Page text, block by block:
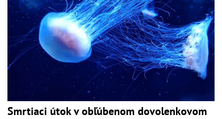
Smrtiaci útok v obľúbenom dovolenkovom